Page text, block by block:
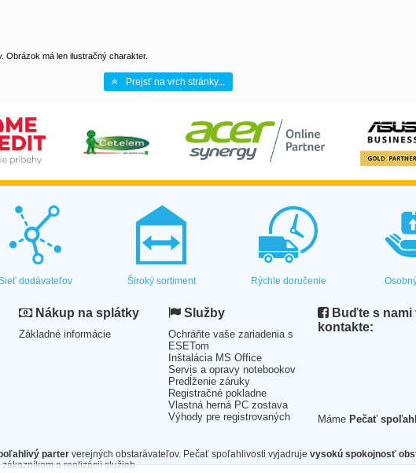
Obrázok má len ilustračný charakter.
Prejsť na vrch stránky...
dodávateľov Široký sortiment Rýchle doručenie
Nákup na splátky
Základné informácie
Služby
Ochráňte vaše zariadenia s
ESETom
Inštalácia MS Office
Servis a opravy notebookov
Predĺženie záruky
Registračné pokladne
Vlastná herná PC zostava
Výhody pre registrovaných
Buďte s nami
kontakte:
Máme Pečať
parter verejných obstarávateľov. Pečať spoľahlivosti vyjadruje vysokú spokojnosť
a realizácii služieb.